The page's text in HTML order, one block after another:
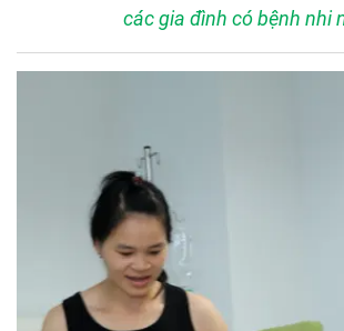
các gia đình có bệnh nhi